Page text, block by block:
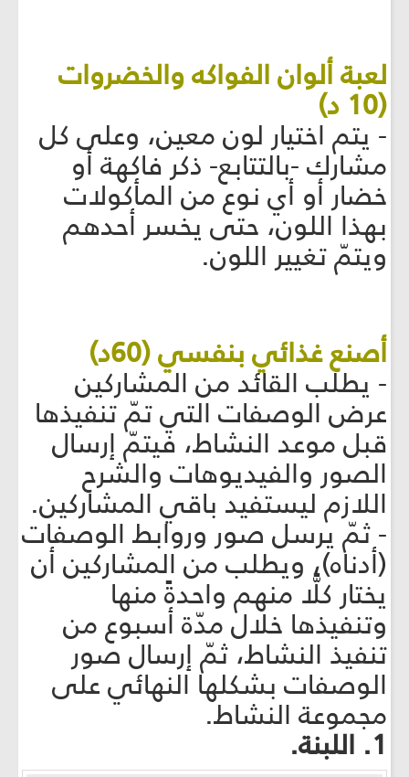
لعبة ألوان الفواكه والخضروات
(10 د)
- يتم اختيار لون معين، وعلى كل
مشارك -بالتتابع- ذكر فاكهة أو
خضار أو أي نوع من المأكولات
بهذا اللون، حتى يخسر أحدهم
ويتمّ تغيير اللون.
أصنع غذائي بنفسي (60د)
- يطلب القائد من المشاركين
عرض الوصفات التي تمّ تنفيذها
قبل موعد النشاط، فيتمّ إرسال
الصور والفيديوهات والشرح
اللازم ليستفيد باقي المشاركين.
- ثمّ يرسل صور وروابط الوصفات
(أدناه)، ويطلب من المشاركين أن
يختار كلًّا منهم واحدةً منها
وتنفيذها خلال مدّة أسبوع من
تنفيذ النشاط، ثمّ إرسال صور
الوصفات بشكلها النهائي على
مجموعة النشاط.
1. اللبنة.